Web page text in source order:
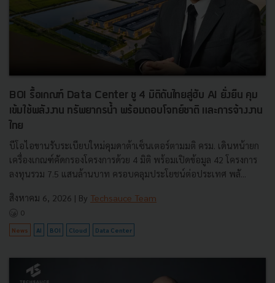
BOI รื้อเกณฑ์ Data Center ชู 4 มิติดันไทยสู่ฮับ AI ยั่งยืน คุม
เข้มใช้พลังงาน ทรัพยากรน้ำ พร้อมตอบโจทย์ชาติ และการจ้างงาน
ไทย
บีโอไอขานรับระเบียบใหม่คุมดาต้าเซ็นเตอร์ตามมติ ครม. เดินหน้ายก
เครื่องเกณฑ์คัดกรองโครงการด้วย 4 มิติ พร้อมเปิดข้อมูล 42 โครงการ
ลงทุนรวม 7.5 แสนล้านบาท ครอบคลุมประโยชน์ต่อประเทศ พลั...
สิงหาคม 6, 2026 | By Techsauce Team
0
News AI BOI Cloud Data Center